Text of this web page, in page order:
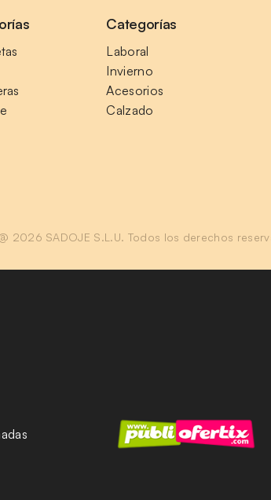
Categorías
Laboral
Invierno
Acesorios
Calzado
2026 SADOJE S.L.U. Todos los derechos